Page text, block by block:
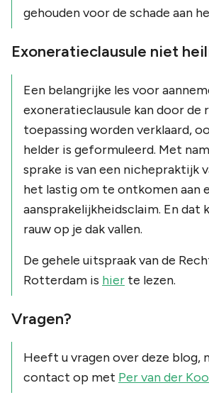
gehouden voor de schade aan
Exoneratieclausule niet
Een belangrijke les voor
exoneratieclausule kan door
toepassing worden verklaard,
helder is geformuleerd. Met
sprake is van een nichepraktijk
het lastig om te ontkomen aan
aansprakelijkheidsclaim. En dat
rauw op je dak vallen.
De gehele uitspraak van de
Rotterdam is hier te lezen.
Vragen?
Heeft u vragen over deze blog,
contact op met Per van der